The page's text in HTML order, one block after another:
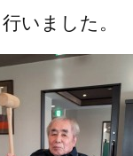
いました。